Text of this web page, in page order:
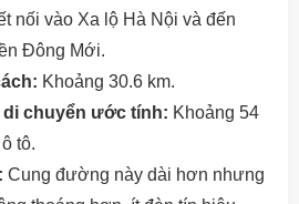
nối vào Xa lộ Hà Nội và đến
Đông Mới.
Khoảng 30.6 km.
chuyển ước tính: Khoảng 54
tô.
Cung đường này dài hơn nhưng